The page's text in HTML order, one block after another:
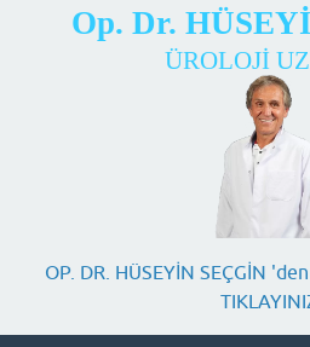
Op. Dr.
ÜROLOJİ
OP. DR. HÜSEYİN SEÇGİN